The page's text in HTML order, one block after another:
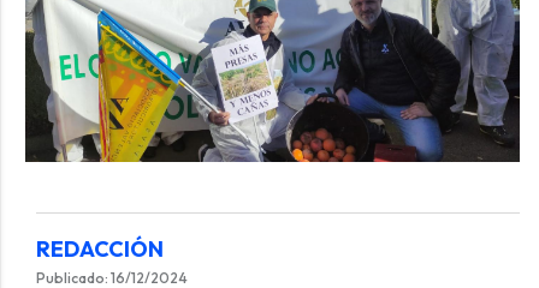
REDACCIÓN
Publicado: 16/12/2024